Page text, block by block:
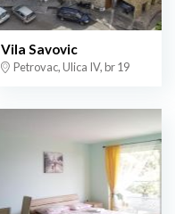
Vila Savovic
Petrovac, Ulica IV, br 19